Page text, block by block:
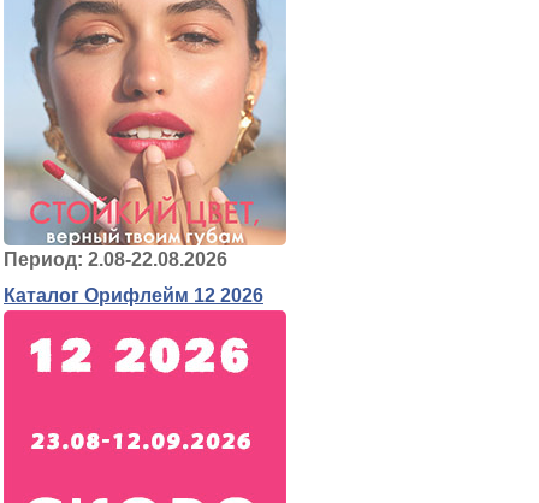
Период: 2.08-22.08.2026
Каталог Орифлейм 12 2026